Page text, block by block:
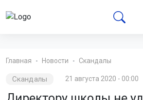
Главная Новости Скандалы
Скандалы 21 августа 2020 - 00:00